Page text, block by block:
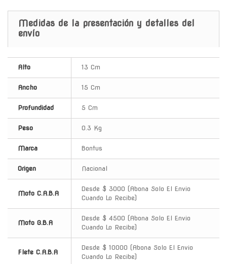
Medidas de la presentación y detalles del
envío
Alto 13 Cm
Ancho 15 Cm
Profundidad 5 Cm
Peso 0.3 Kg
Marca Bontus
Origen Nacional
Moto C.A.B.A
Desde $ 3000 (Abona Solo El Envio
Cuando Lo Recibe)
Moto G.B.A
Desde $ 4500 (Abona Solo El Envio
Cuando Lo Recibe)
Flete C.A.B.A
Desde $ 10000 (Abona Solo El Envio
Cuando Lo Recibe)